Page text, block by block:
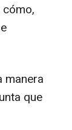
manera
que